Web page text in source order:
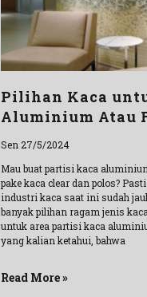
Pilihan Kaca
Aluminium Atau
Sen 27/5/2024
Mau buat partisi kaca
pake kaca clear dan polos?
industri kaca saat ini sudah
banyak pilihan ragam jenis
untuk area partisi kaca
yang kalian ketahui, bahwa
Read More »